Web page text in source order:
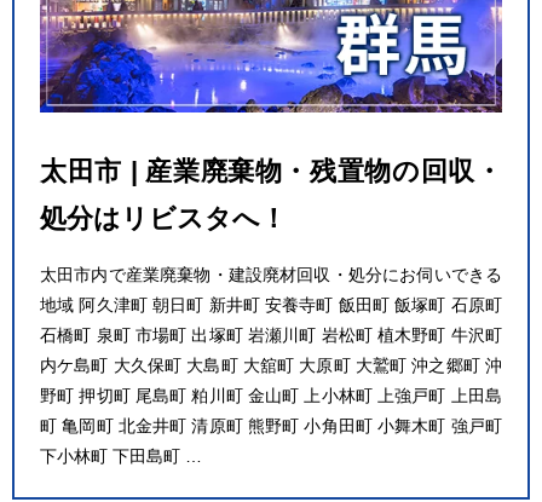
太田市 | 産業廃棄物・残置物の回収・
処分はリビスタへ！
太田市内で産業廃棄物・建設廃材回収・処分にお伺いできる
地域 阿久津町 朝日町 新井町 安養寺町 飯田町 飯塚町 石原町
石橋町 泉町 市場町 出塚町 岩瀬川町 岩松町 植木野町 牛沢町
内ケ島町 大久保町 大島町 大舘町 大原町 大鷲町 沖之郷町 沖
野町 押切町 尾島町 粕川町 金山町 上小林町 上強戸町 上田島
町 亀岡町 北金井町 清原町 熊野町 小角田町 小舞木町 強戸町
下小林町 下田島町 …